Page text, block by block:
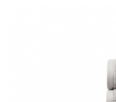
Hartie si articole din